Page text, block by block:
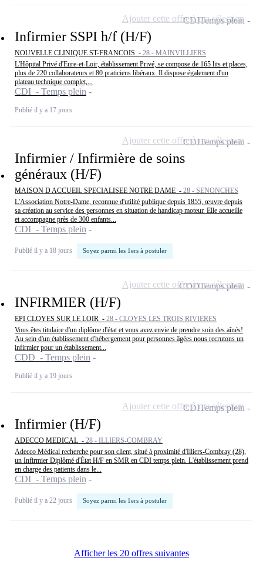
Infirmier SSPI h/f (H/F)
NOUVELLE CLINIQUE ST-FRANCOIS - 28 - MAINVILLIERS
L'Hôpital Privé d'Eure-et-Loir, établissement Privé, se compose de 165 lits et places,
plus de 220 collaborateurs et 80 praticiens libéraux. Il dispose également d'un
plateau technique complet,...
CDI - Temps plein
Publié il y a 17 jours
CDITemps plein
Ajouter cette offre à ma sélection
Infirmier / Infirmière de soins
généraux (H/F)
MAISON D ACCUEIL SPECIALISEE NOTRE DAME - 28 - SENONCHES
L'Association Notre-Dame, reconnue d'utilité publique depuis 1855, œuvre depuis
sa création au service des personnes en situation de handicap moteur. Elle accueille
et accompagne près de 300 enfants...
CDI - Temps plein
Publié il y a 18 jours Soyez parmi les 1ers à postuler
CDITemps plein
Ajouter cette offre à ma sélection
INFIRMIER (H/F)
EPI CLOYES SUR LE LOIR - 28 - CLOYES LES TROIS RIVIERES
Vous êtes titulaire d'un diplôme d'état et vous avez envie de prendre soin des aînés!
Au sein d'un établissement d'hébergement pour personnes âgées nous recrutons un
infirmier pour un établissement...
CDD - Temps plein
Publié il y a 19 jours
CDDTemps plein
Ajouter cette offre à ma sélection
Infirmier (H/F)
ADECCO MEDICAL - 28 - ILLIERS-COMBRAY
Adecco Médical recherche pour son client, situé à proximité d'Illiers-Combray (28),
un Infirmier Diplômé d'État H/F en SMR en CDI temps plein. L'établissement prend
en charge des patients dans le...
CDI - Temps plein
Publié il y a 22 jours Soyez parmi les 1ers à postuler
CDITemps plein
Ajouter cette offre à ma sélection
Afficher les 20 offres suivantes